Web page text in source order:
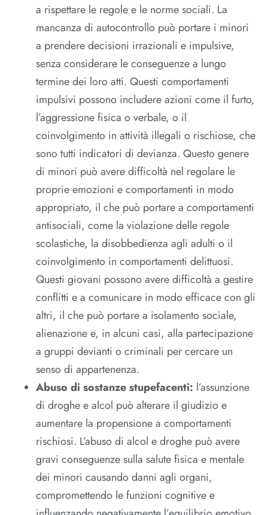
a rispettare le regole e le norme sociali. La
mancanza di autocontrollo può portare i minori
a prendere decisioni irrazionali e impulsive,
senza considerare le conseguenze a lungo
termine dei loro atti. Questi comportamenti
impulsivi possono includere azioni come il furto,
l’aggressione fisica o verbale, o il
coinvolgimento in attività illegali o rischiose, che
sono tutti indicatori di devianza. Questo genere
di minori può avere difficoltà nel regolare le
proprie emozioni e comportamenti in modo
appropriato, il che può portare a comportamenti
antisociali, come la violazione delle regole
scolastiche, la disobbedienza agli adulti o il
coinvolgimento in comportamenti delittuosi.
Questi giovani possono avere difficoltà a gestire
conflitti e a comunicare in modo efficace con gli
altri, il che può portare a isolamento sociale,
alienazione e, in alcuni casi, alla partecipazione
a gruppi devianti o criminali per cercare un
senso di appartenenza.
Abuso di sostanze stupefacenti: l’assunzione
di droghe e alcol può alterare il giudizio e
aumentare la propensione a comportamenti
rischiosi. L’abuso di alcol e droghe può avere
gravi conseguenze sulla salute fisica e mentale
dei minori causando danni agli organi,
compromettendo le funzioni cognitive e